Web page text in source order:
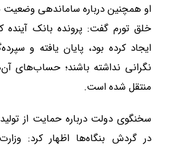
او همچنین درباره ساماندهی
خلق تورم گفت: پرونده بانک آینده
ایجاد کرده بود، پایان یافته و
نگرانی نداشته باشند؛ حساب‌های
منتقل شده است.
سخنگوی دولت درباره حمایت از
در گردش بنگاه‌ها اظهار کرد: